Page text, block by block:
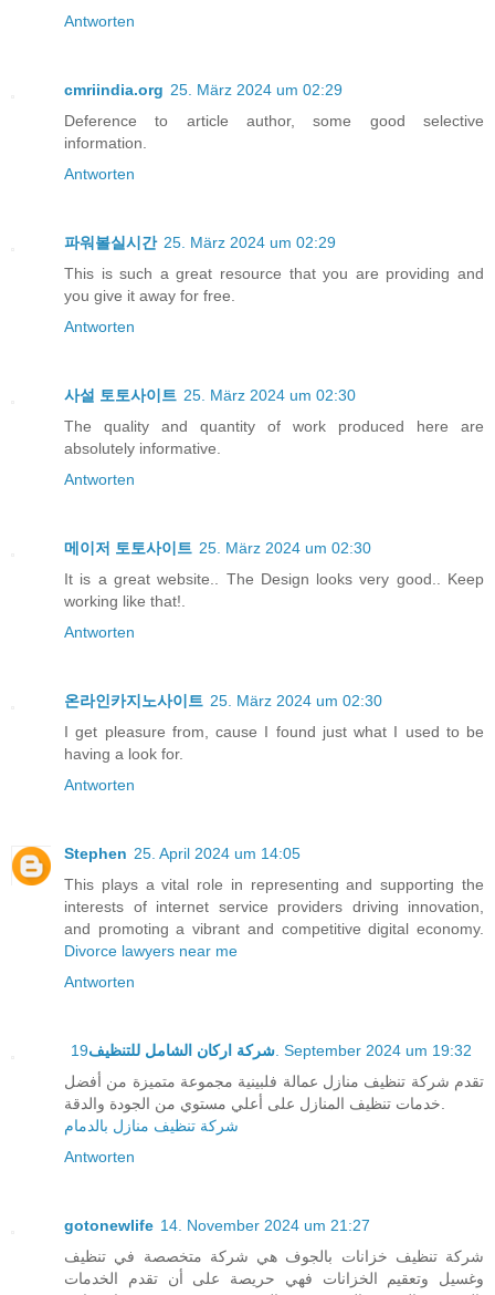
Antworten
cmriindia.org 25. März 2024 um 02:29
Deference to article author, some good selective
information.
Antworten
파워볼실시간 25. März 2024 um 02:29
This is such a great resource that you are providing and
you give it away for free.
Antworten
사설 토토사이트 25. März 2024 um 02:30
The quality and quantity of work produced here are
absolutely informative.
Antworten
메이저 토토사이트 25. März 2024 um 02:30
It is a great website.. The Design looks very good.. Keep
working like that!.
Antworten
온라인카지노사이트 25. März 2024 um 02:30
I get pleasure from, cause I found just what I used to be
having a look for.
Antworten
Stephen 25. April 2024 um 14:05
This plays a vital role in representing and supporting the
interests of internet service providers driving innovation,
and promoting a vibrant and competitive digital economy.
Divorce lawyers near me
Antworten
شركة اركان الشامل للتنظيف 19. September 2024 um 19:32
تقدم شركة تنظيف منازل عمالة فلبينية مجموعة متميزة من أفضل
شركة تنظيف منازل بالدمام
Antworten
gotonewlife 14. November 2024 um 21:27
شركة تنظيف خزانات بالجوف هي شركة متخصصة في تنظيف
وغسيل وتعقيم الخزانات فهي حريصة على أن تقدم الخدمات